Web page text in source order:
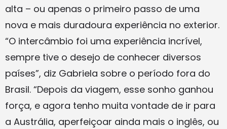
alta – ou apenas o primeiro passo de uma
nova e mais duradoura experiência no exterior.
“O intercâmbio foi uma experiência incrível,
sempre tive o desejo de conhecer diversos
países”, diz Gabriela sobre o período fora do
Brasil. “Depois da viagem, esse sonho ganhou
força, e agora tenho muita vontade de ir para
a Austrália, aperfeiçoar ainda mais o inglês, ou